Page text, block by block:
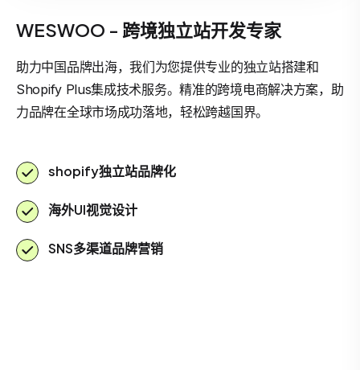
WESWOO - 跨境独立站开发专家
助力中国品牌出海，我们为您提供专业的独立站搭建和
Shopify Plus集成技术服务。精准的跨境电商解决方案，助
力品牌在全球市场成功落地，轻松跨越国界。
shopify独立站品牌化
海外UI视觉设计
SNS多渠道品牌营销